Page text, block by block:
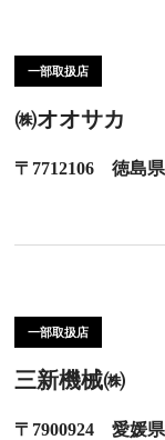
一部取扱店
㈱オオサカ
〒7712106 徳島
一部取扱店
三新機械㈱
〒7900924 愛媛